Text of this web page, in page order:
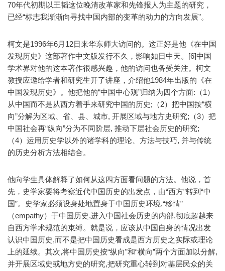
70年代初期以王韬这位晚清改革家和先锋报人为主题的研究，
已经“标志我渐渐向寻找中国内部的变革的动力的方向发展”。
柯文是1996年6月12日来华东师大访问的。这正好是他《在中国
发现历史》这部著作中文版发行不久，影响如日中天。[6]中国
学术界对他的这本著作很感兴趣，他的访问也备受关注。柯文
教授应邀给学者和研究生开了讲座，介绍他1984年出版的《在
中国发现历史》。他把他的“中国中心观”归纳为四个方面:（1）
从中国而不是从西方着手来研究中国的历史;（2）把中国按“横
向”分解为区域、省、县、城市, 开展区域与地方史研究;（3）把
中国社会再“纵向”分为不同阶层, 推动下层社会历史的研究;
（4）运用历史学以外的诸学科的理论、方法与技巧, 并与传统
的历史分析方法相结合。
他向学生具体解释了如何从这四方面看问题的方法。他说，首
先，史学家要将考察近代中国历史的出发点，由“西方”转到“中
国”。史学家必须设身处地置身于中国历史环境,“移情”
（empathy）于中国历史,进入中国社会历史的内部,彻底超越来
自西方学术规范的束缚。就是说，应该从中国自身的情况出发
认识中国历史,而不是把中国历史看成是西方历史之实际或理论
上的延续。其次,将中国历史按“纵向”和“横向”两个方面加以分解,
并开展区域史或地方史的研究,把研究重心转到对基层民众的关